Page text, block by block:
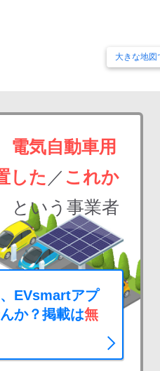
大きな地図
電気自動車用
した ／ これか
という事業者
EVsmartアプ
か？掲載は無